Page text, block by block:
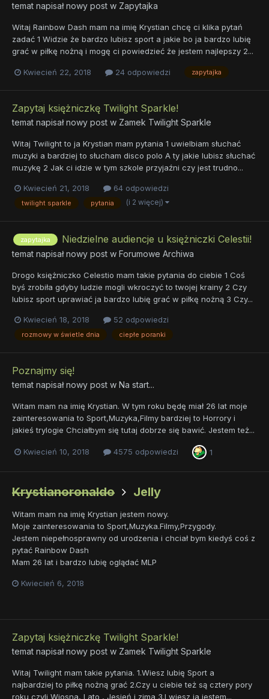
temat napisał nowy post w Zapytajka
Witaj Rainbow Dash mam na imię Krystian chcę ci klika pytań
zadać 1 Widzie że bardzo lubisz sport a jakie bo ja bardzo lubię
grać w piłkę nożną i mogę ci powiedzieć że jestem najlepszy 2...
Kwiecień 22, 2018 24 odpowiedzi zapytajka
Zapytaj księżniczkę Twilight Sparkle!
temat napisał nowy post w Zamek Twilight Sparkle
Witaj Twilight to ja Krystian mam pytania 1 uwielbiam słuchać
muzyki a bardziej to słucham disco polo A ty jakie lubisz słuchać
muzykę 2 Jak ci idzie w tym szkole przyjaźni czy jest trudno...
Kwiecień 21, 2018 64 odpowiedzi
twilight sparkle pytania (i 2 więcej)
zapytajka Niedzielne audiencje u księżniczki Celestii!
temat napisał nowy post w Forumowe Archiwa
Drogo księżniczko Celestio mam takie pytania do ciebie 1 Coś
byś zrobiła gdyby ludzie mogli wkroczyć to twojej krainy 2 Czy
lubisz sport uprawiać ja bardzo lubię grać w piłkę nożną 3 Czy...
Kwiecień 18, 2018 52 odpowiedzi
rozmowy w świetle dnia ciepłe poranki
Poznajmy się!
temat napisał nowy post w Na start...
Witam mam na imię Krystian. W tym roku będę miał 26 lat moje
zainteresowania to Sport,Muzyka,Filmy bardziej to Horrory i
jakieś trylogie Chciałbym się tutaj dobrze się bawić. Jestem też...
Kwiecień 10, 2018 4575 odpowiedzi 1
Krystianoronaldo Jelly
Witam mam na imię Krystian jestem nowy.
Moje zainteresowania to Sport,Muzyka.Filmy,Przygody.
Jestem niepełnosprawny od urodzenia i chciał bym kiedyś coś z
pytać Rainbow Dash
Mam 26 lat i bardzo lubię oglądać MLP
Kwiecień 6, 2018
Zapytaj księżniczkę Twilight Sparkle!
temat napisał nowy post w Zamek Twilight Sparkle
Witaj Twilight mam takie pytania. 1.Wiesz lubię Sport a
najbardziej to piłkę nożną grać 2.Czy u ciebie też są cztery pory
roku czyli Wiosna, Lato , Jesień i zima 3.I wiesz ja jestem...